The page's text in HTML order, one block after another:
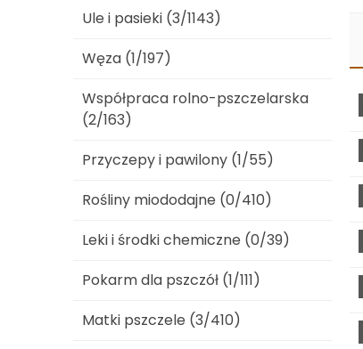
Ule i pasieki (3/1143)
Węza (1/197)
Współpraca rolno-pszczelarska
(2/163)
Przyczepy i pawilony (1/55)
Rośliny miododajne (0/410)
Leki i środki chemiczne (0/39)
Pokarm dla pszczół (1/111)
Matki pszczele (3/410)